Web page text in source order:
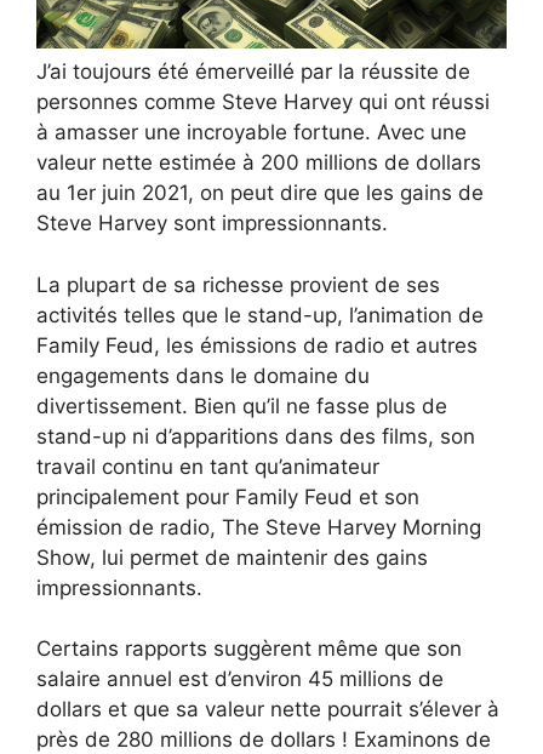
J’ai toujours été émerveillé par la réussite de
personnes comme Steve Harvey qui ont réussi
à amasser une incroyable fortune. Avec une
valeur nette estimée à 200 millions de dollars
au 1er juin 2021, on peut dire que les gains de
Steve Harvey sont impressionnants.
La plupart de sa richesse provient de ses
activités telles que le stand-up, l’animation de
Family Feud, les émissions de radio et autres
engagements dans le domaine du
divertissement. Bien qu’il ne fasse plus de
stand-up ni d’apparitions dans des films, son
travail continu en tant qu’animateur
principalement pour Family Feud et son
émission de radio, The Steve Harvey Morning
Show, lui permet de maintenir des gains
impressionnants.
Certains rapports suggèrent même que son
salaire annuel est d’environ 45 millions de
dollars et que sa valeur nette pourrait s’élever à
près de 280 millions de dollars ! Examinons de